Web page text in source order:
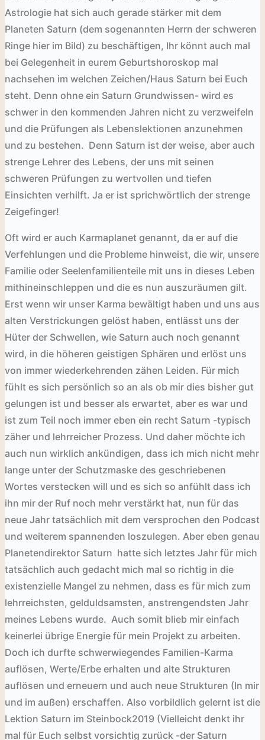
Astrologie hat sich auch gerade stärker mit dem
Planeten Saturn (dem sogenannten Herrn der schweren
Ringe hier im Bild) zu beschäftigen, Ihr könnt auch mal
bei Gelegenheit in eurem Geburtshoroskop mal
nachsehen im welchen Zeichen/Haus Saturn bei Euch
steht. Denn ohne ein Saturn Grundwissen- wird es
schwer in den kommenden Jahren nicht zu verzweifeln
und die Prüfungen als Lebenslektionen anzunehmen
und zu bestehen. Denn Saturn ist der weise, aber auch
strenge Lehrer des Lebens, der uns mit seinen
schweren Prüfungen zu wertvollen und tiefen
Einsichten verhilft. Ja er ist sprichwörtlich der strenge
Zeigefinger!
Oft wird er auch Karmaplanet genannt, da er auf die
Verfehlungen und die Probleme hinweist, die wir, unsere
Familie oder Seelenfamilienteile mit uns in dieses Leben
mithineinschleppen und die es nun auszuräumen gilt.
Erst wenn wir unser Karma bewältigt haben und uns aus
alten Verstrickungen gelöst haben, entlässt uns der
Hüter der Schwellen, wie Saturn auch noch genannt
wird, in die höheren geistigen Sphären und erlöst uns
von immer wiederkehrenden zähen Leiden. Für mich
fühlt es sich persönlich so an als ob mir dies bisher gut
gelungen ist und besser als erwartet, aber es war und
ist zum Teil noch immer eben ein recht Saturn -typisch
zäher und lehrreicher Prozess. Und daher möchte ich
auch nun wirklich ankündigen, dass ich mich nicht mehr
lange unter der Schutzmaske des geschriebenen
Wortes verstecken will und es sich so anfühlt dass ich
ihn mir der Ruf noch mehr verstärkt hat, nun für das
neue Jahr tatsächlich mit dem versprochen den Podcast
und weiterem spannenden loszulegen. Aber eben genau
Planetendirektor Saturn hatte sich letztes Jahr für mich
tatsächlich auch gedacht mich mal so richtig in die
existenzielle Mangel zu nehmen, dass es für mich zum
lehrreichsten, gelduldsamsten, anstrengendsten Jahr
meines Lebens wurde. Auch somit blieb mir einfach
keinerlei übrige Energie für mein Projekt zu arbeiten.
Doch ich durfte schwerwiegendes Familien-Karma
auflösen, Werte/Erbe erhalten und alte Strukturen
auflösen und erneuern und auch neue Strukturen (In mir
und im außen) erschaffen. Also vorbildlich gelernt ist die
Lektion Saturn im Steinbock2019 (Vielleicht denkt ihr
mal für Euch selbst vorsichtig zurück -der Saturn